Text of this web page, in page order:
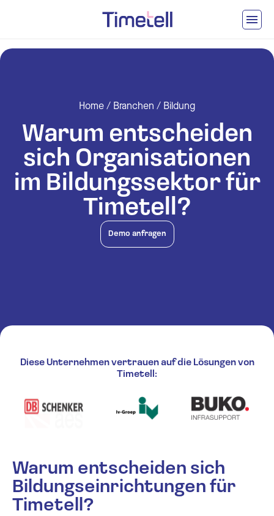
Home/ Branchen / Bildung
Warum entscheiden
sich Organisationen
im Bildungssektor für
Timetell?
Demo anfragen
Diese Unternehmen vertrauen auf die Lösungen von
Timetell:
Warum entscheiden sich
Bildungseinrichtungen für
Timetell?